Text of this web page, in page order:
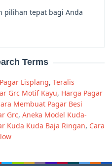
pilihan tepat bagi Anda
Terms
Pagar Lisplang, Teralis
Grc Motif Kayu, Harga Pagar
Membuat Pagar Besi
Grc, Aneka Model Kuda-
Kuda Kuda Baja Ringan, Cara